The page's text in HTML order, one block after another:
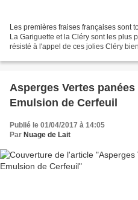
Les premières fraises françaises sont
La Gariguette et la Cléry sont les plus
résisté à l'appel de ces jolies Cléry
Asperges Vertes
Emulsion de Cerfeuil
Publié le 01/04/2017 à 14:05
Par Nuage de Lait